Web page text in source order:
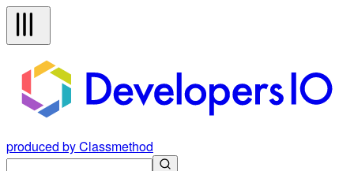
produced by Classmethod